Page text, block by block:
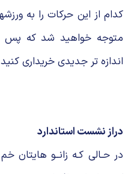
کدام از این حرکات را به
متوجه خواهید شد که پس
اندازه تر جدیدی خریداری
دراز نشست استاندارد
در حـالی کـه زانــو